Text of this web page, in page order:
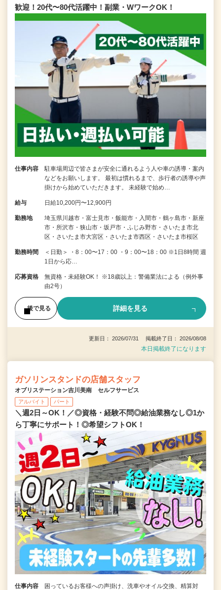
歓迎！20代〜80代活躍中！副業・WワークOK！
仕事内容
駐車場周辺で皆さまが安全に通れるよう人や車の誘導・案内
などをお願いします。 最初は慣れるまで、歩行者の誘導や声
掛けから始めていただきます。 未経験で始め…
給与 日給10,200円〜12,900円
勤務地
埼玉県川越市・富士見市・飯能市・入間市・鶴ヶ島市・新座
市・所沢市・狭山市・坂戸市・ふじみ野市・さいたま市北
区・さいたま市大宮区・さいたま市西区・さいたま市桜区
勤務時間
＜日勤＞ ・8：00〜17：00 ・9：00〜18：00 ※1日8時間 週
1日から応…
応募資格
無資格・未経験OK！ ※18歳以上：警備業法による（例外事
由2号）
後で見る 詳細を見る
更新日： 2026/07/31 掲載終了日： 2026/08/08
本日掲載終了になります
ガソリンスタンドの店舗スタッフ
オブリステーション吉川美南 セルフサービス
アルバイト パート
＼週2日～OK！／◎資格・経験不問◎給油業務なし◎1か
ら丁寧にサポート！◎希望シフトOK！
仕事内容
困っているお客様への声掛け、洗車やオイル交換、精算対